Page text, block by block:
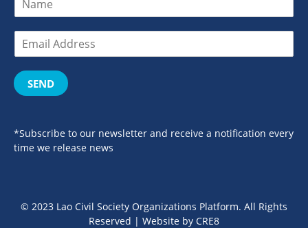
SEND
*Subscribe to our newsletter and receive a notification every
time we release news
© 2023 Lao Civil Society Organizations Platform. All Rights
Reserved | Website by CRE8